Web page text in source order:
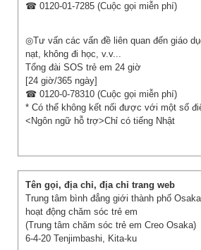
☎ 0120-01-7285 (Cuộc gọi miễn phí)
◎Tư vấn các vấn đề liên quan đến giáo
nạt, không đi học, v.v...
Tổng đài SOS trẻ em 24 giờ
[24 giờ/365 ngày]
☎ 0120-0-78310 (Cuộc gọi miễn phí)
* Có thể không kết nối được với một số
<Ngôn ngữ hỗ trợ>Chỉ có tiếng Nhật
Trung tâm bình đẳng giới thành phố
hoạt động chăm sóc trẻ em
(Trung tâm chăm sóc trẻ em Creo Osaka)
6-4-20 Tenjimbashi, Kita-ku